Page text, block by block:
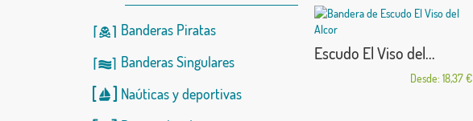
Banderas Piratas
Banderas Singulares
Naúticasydeportivas
Escudo El Viso del...
Desde: 18,37 €